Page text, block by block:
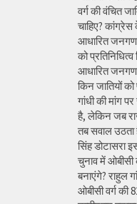
वर्ग की वंचित
चाहिए?
आधारित
को
आधारित
किन जातियों
गांधी की मांग
है, लेकिन जब
तब सवाल उठता
सिंह डोटासरा
चुनाव में ओबीसी
बनाएंगे? राहुल
ओबीसी वर्ग की